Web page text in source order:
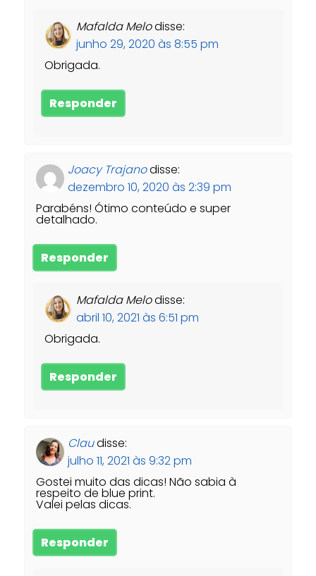
Mafalda Melodisse:
junho 29, 2020 às 8:55 pm
Obrigada.
Responder
Joacy Trajanodisse:
dezembro 10, 2020 às 2:39 pm
Parabéns! Ótimo conteúdo e super
detalhado.
Responder
Mafalda Melodisse:
abril 10, 2021 às 6:51 pm
Obrigada.
Responder
Claudisse:
julho 11, 2021 às 9:32 pm
Gostei muito das dicas! Não sabia à
respeito de blue print.
Valei pelas dicas.
Responder